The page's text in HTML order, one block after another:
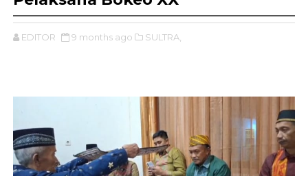
EDITOR 9 months ago SULTRA,